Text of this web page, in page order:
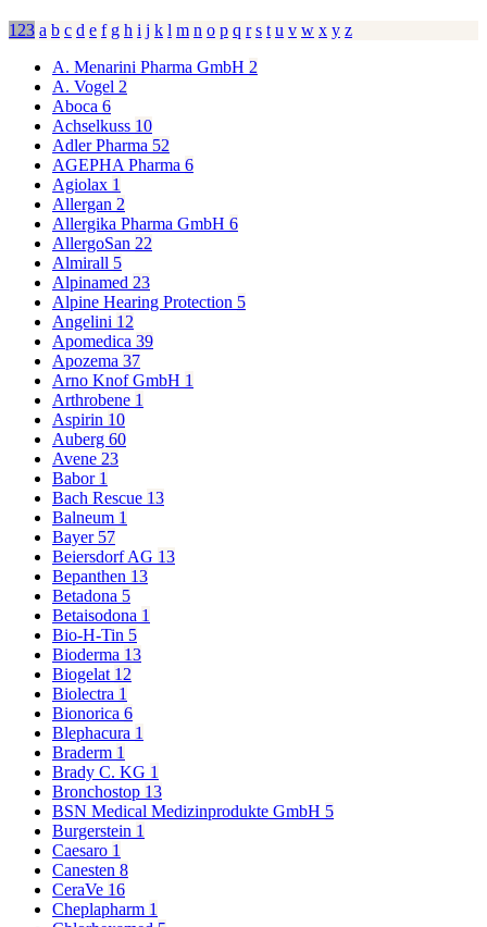
123 a b c d e f g h i j k l m n o p q r s t u v w x y z
A. Menarini Pharma GmbH 2
A. Vogel 2
Aboca 6
Achselkuss 10
Adler Pharma 52
AGEPHA Pharma 6
Agiolax 1
Allergan 2
Allergika Pharma GmbH 6
AllergoSan 22
Almirall 5
Alpinamed 23
Alpine Hearing Protection 5
Angelini 12
Apomedica 39
Apozema 37
Arno Knof GmbH 1
Arthrobene 1
Aspirin 10
Auberg 60
Avene 23
Babor 1
Bach Rescue 13
Balneum 1
Bayer 57
Beiersdorf AG 13
Bepanthen 13
Betadona 5
Betaisodona 1
Bio-H-Tin 5
Bioderma 13
Biogelat 12
Biolectra 1
Bionorica 6
Blephacura 1
Braderm 1
Brady C. KG 1
Bronchostop 13
BSN Medical Medizinprodukte GmbH 5
Burgerstein 1
Caesaro 1
Canesten 8
CeraVe 16
Cheplapharm 1